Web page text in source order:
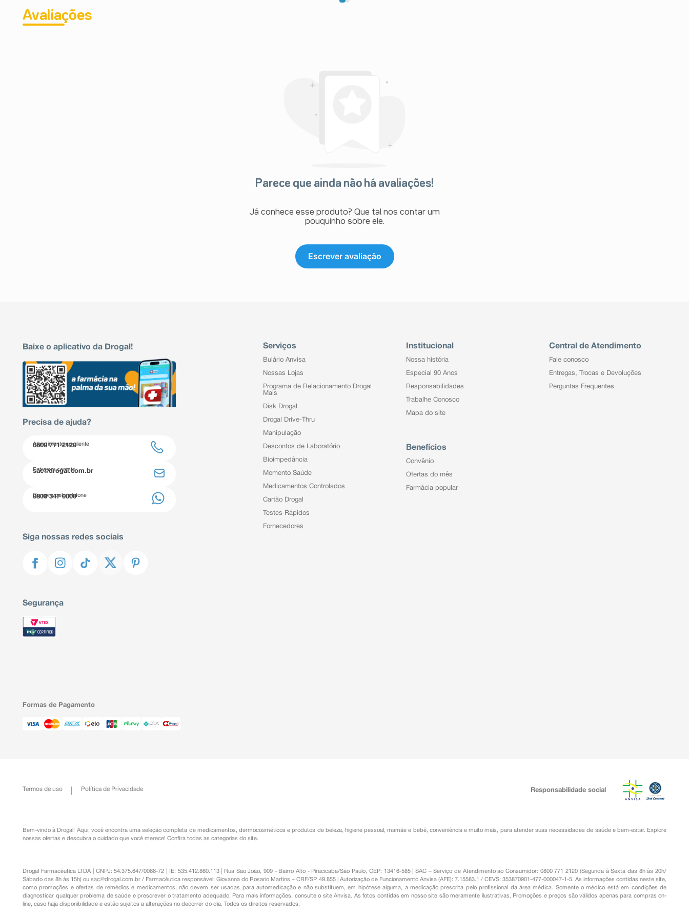
Avaliações
Parece que ainda não há avaliações!
Já conhece esse produto? Que tal nos contar um
pouquinho sobre ele.
Escrever avaliação
Baixe o aplicativo da Drogal!
Precisa de ajuda?
Atendimento ao cliente
0800 771 2120
Entre em contato
sac@drogal.com.br
Compre pelo telefone
0800 347 0000
Siga nossas redes sociais
Segurança
Serviços
Bulário Anvisa
Nossas Lojas
Programa de Relacionamento Drogal
Mais
Disk Drogal
Drogal Drive-Thru
Manipulação
Descontos de Laboratório
Bioimpedância
Momento Saúde
Medicamentos Controlados
Cartão Drogal
Testes Rápidos
Fornecedores
Institucional
Nossa história
Especial 90 Anos
Responsabilidades
Trabalhe Conosco
Mapa do site
Benefícios
Convênio
Ofertas do mês
Farmácia popular
Central de Atendimento
Fale conosco
Entregas, Trocas e Devoluções
Perguntas Frequentes
Formas de Pagamento
Termos de uso Política de Privacidade Responsabilidade social
Bem-vindo à Drogal! Aqui, você encontra uma seleção completa de medicamentos ,dermocosméticos e produtos de beleza, higiene pessoal ,mamãe e bebê, conveniênciae muito mais, para atender suas necessidades de saúde e bem-estar. Explore
nossas ofertas e descubra o cuidado que você merece! Confira todas as categorias do site.
Drogal Farmacêutica LTDA | CNPJ: 54.375.647/0066-72 | IE: 535.412.860.113 | Rua São João, 909 - Bairro Alto - Piracicaba/São Paulo, CEP: 13416-585 | SAC – Serviço de Atendimento ao Consumidor: 0800 771 2120 (Segunda à Sexta das 8h às 20h/
Sábado das 8h às 15h) ousac@drogal.com.br / Farmacêutica responsável: Giovanna do Rosario Martins – CRF/SP 49.855 | Autorização de Funcionamento Anvisa (AFE): 7.15583.1 / CEVS: 353870901-477-000047-1-5. As informações contidas neste site,
como promoções e ofertas de remédios e medicamentos, não devem ser usadas para automedicação e não substituem, em hipótese alguma, a medicação prescrita pelo profissional da área médica. Somente o médico está em condições de
diagnosticar qualquer problema de saúde e prescrever o tratamento adequado. Para mais informações, consulte o site Anvisa. As fotos contidas em nosso site são meramente ilustrativas. Promoções e preços são válidos apenas para compras on-
line, caso haja disponibilidade e estão sujeitos a alterações no decorrer do dia. Todos os direitos reservados.